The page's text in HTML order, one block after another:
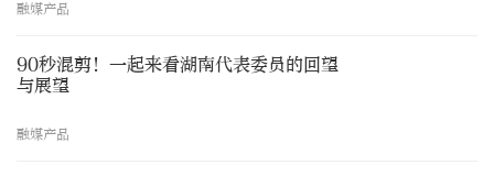
融媒产品
90秒混剪！一起来看湖南代表委员的回望
与展望
融媒产品